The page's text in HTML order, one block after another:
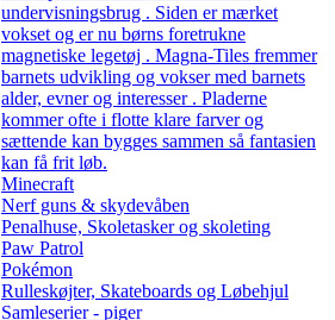
undervisningsbrug . Siden er mærket
vokset og er nu børns foretrukne
magnetiske legetøj . Magna-Tiles fremmer
barnets udvikling og vokser med barnets
alder, evner og interesser . Pladerne
kommer ofte i flotte klare farver og
sættende kan bygges sammen så fantasien
kan få frit løb.
Minecraft
Nerf guns & skydevåben
Penalhuse, Skoletasker og skoleting
Paw Patrol
Pokémon
Rulleskøjter, Skateboards og Løbehjul
Samleserier - piger